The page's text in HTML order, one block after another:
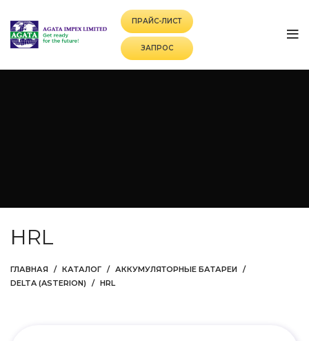
ПРАЙС-ЛИСТ
ЗАПРОС
HRL
ГЛАВНАЯ КАТАЛОГ
АККУМУЛЯТОРНЫЕ БАТАРЕИ
DELTA (ASTERION)
HRL